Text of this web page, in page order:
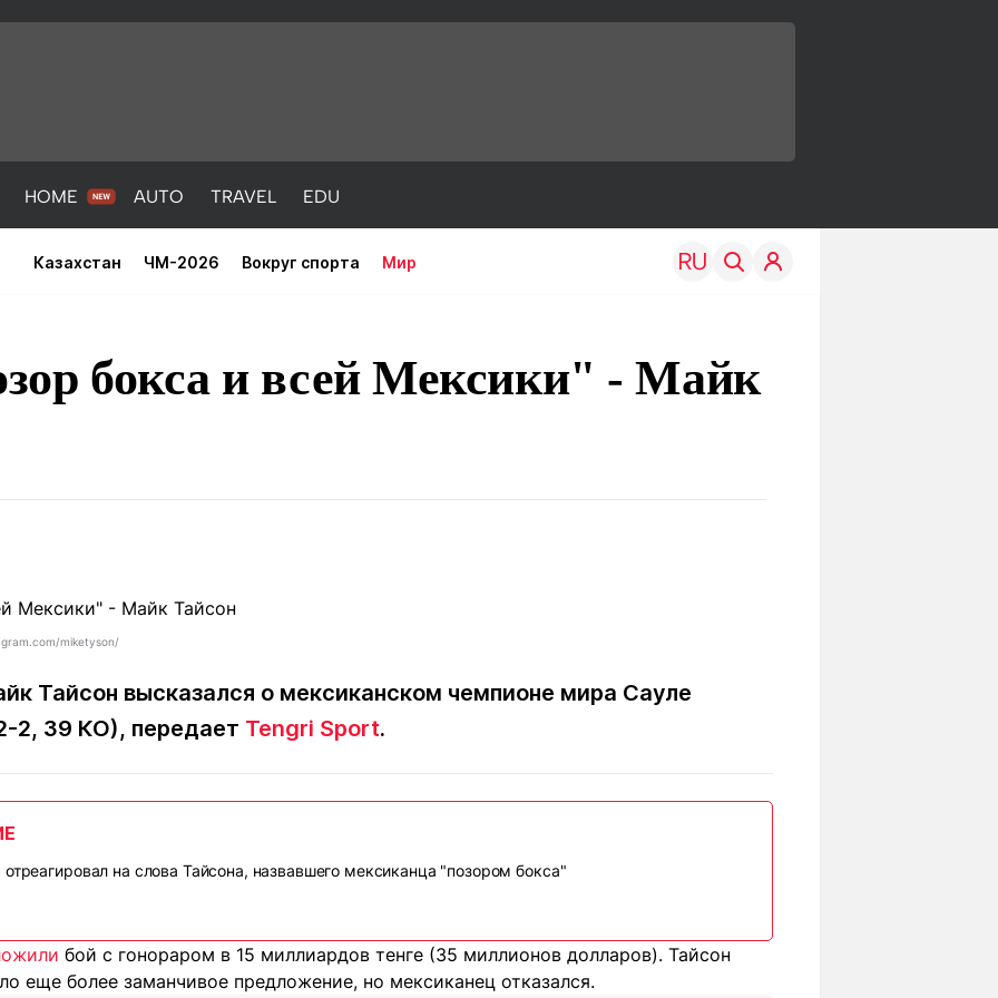
HOME AUTO TRAVEL EDU
Казахстан ЧМ-2026 Вокруг спорта Мир
(700) 3 888 188
бокса и всей Мексики" - Майк
miketyson/
Тайсон высказался о мексиканском чемпионе мира Сауле
2, 39 КО), передает Tengri Sport.
на слова Тайсона, назвавшего мексиканца "позором бокса"
бой с гонораром в 15 миллиардов тенге (35 миллионов долларов). Тайсон
еще более заманчивое предложение, но мексиканец отказался.